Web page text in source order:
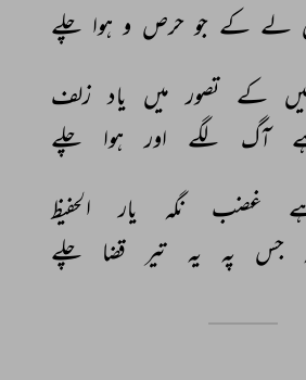
لے کے جو حرص و ہوا چلے
کے تصور میں یاد زلف
آگ لگے اور ہوا
چلے
غضب نگہ یار
الحفیظ
جس پہ یہ تیر قضا چلے